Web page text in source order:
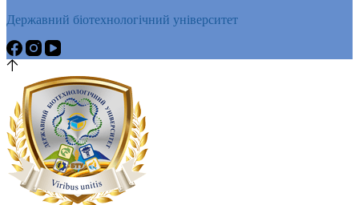
Державний біотехнологічний університет